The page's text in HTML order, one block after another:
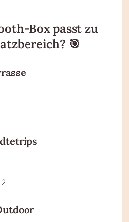
Box passt zu
🎯